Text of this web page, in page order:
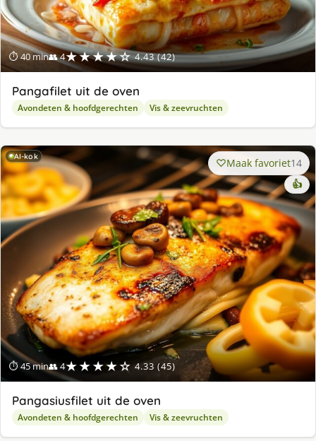
⏱ 40 min👥 4★★★★☆ 4.43 (42)
Pangafilet uit de oven
Avondeten & hoofdgerechten Vis & zeevruchten
AI-kok
⏱ 45 min👥 4★★★★☆ 4.33 (45)
Maak favoriet14
👍
Pangasiusfilet uit de oven
Avondeten & hoofdgerechten Vis & zeevruchten